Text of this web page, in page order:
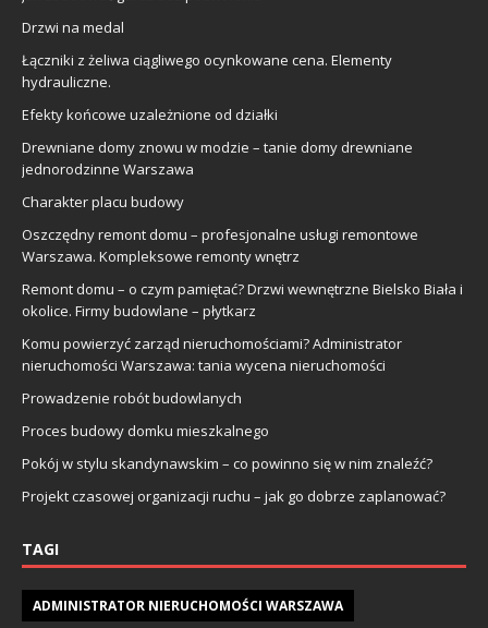
Drzwi na medal
Łączniki z żeliwa ciągliwego ocynkowane cena. Elementy
hydrauliczne.
Efekty końcowe uzależnione od działki
Drewniane domy znowu w modzie – tanie domy drewniane
jednorodzinne Warszawa
Charakter placu budowy
Oszczędny remont domu – profesjonalne usługi remontowe
Warszawa. Kompleksowe remonty wnętrz
Remont domu – o czym pamiętać? Drzwi wewnętrzne Bielsko Biała i
okolice. Firmy budowlane – płytkarz
Komu powierzyć zarząd nieruchomościami? Administrator
nieruchomości Warszawa: tania wycena nieruchomości
Prowadzenie robót budowlanych
Proces budowy domku mieszkalnego
Pokój w stylu skandynawskim – co powinno się w nim znaleźć?
Projekt czasowej organizacji ruchu – jak go dobrze zaplanować?
TAGI
ADMINISTRATOR NIERUCHOMOŚCI WARSZAWA